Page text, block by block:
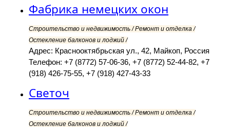
Фабрика немецких окон
Строительство и недвижимость / Ремонт и отделка /
Остекление балконов и лоджий /
Адрес: Краснооктябрьская ул., 42, Майкоп, Россия
Телефон: +7 (8772) 57-06-36, +7 (8772) 52-44-82, +7
(918) 426-75-55, +7 (918) 427-43-33
Светоч
Строительство и недвижимость / Ремонт и отделка /
Остекление балконов и лоджий /